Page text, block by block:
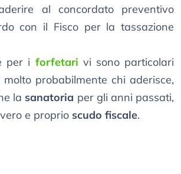
al concordato preventivo
con il Fisco per la tassazione
per i forfetari vi sono particolari
probabilmente chi aderisce,
la sanatoria per gli anni passati,
e proprio scudo fiscale.